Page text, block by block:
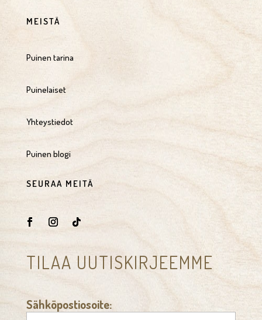
MEISTÄ
Puinen tarina
Puinelaiset
Yhteystiedot
Puinen blogi
SEURAA MEITÄ
TILAA UUTISKIRJEEMME
Sähköpostiosoite: